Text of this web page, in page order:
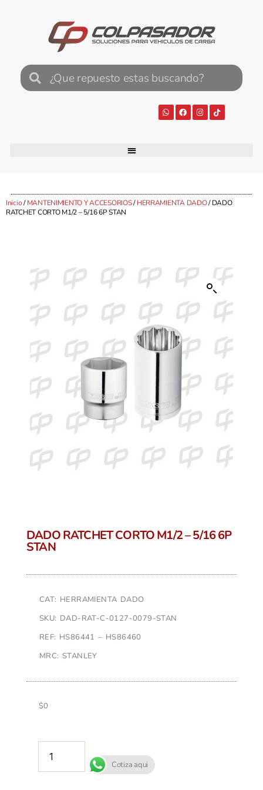
Inicio/MANTENIMIENTO Y ACCESORIOS/HERRAMIENTA DADO/ DADO
RATCHET CORTO M1/2 – 5/16 6P STAN
DADO RATCHET CORTO M1/2 – 5/16 6P
STAN
CAT: HERRAMIENTA DADO
SKU: DAD-RAT-C-0127-0079-STAN
REF: HS86441 – HS86460
MRC: STANLEY
$0
Cotiza aqui